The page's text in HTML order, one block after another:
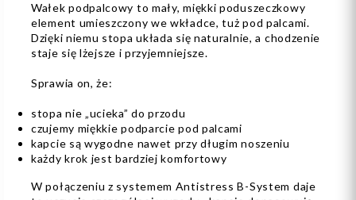
Wałek podpalcowy to mały, miękki poduszeczkowy
element umieszczony we wkładce, tuż pod palcami.
Dzięki niemu stopa układa się naturalnie, a chodzenie
staje się lżejsze i przyjemniejsze.
Sprawia on, że:
stopa nie „ucieka” do przodu
czujemy miękkie podparcie pod palcami
kapcie są wygodne nawet przy długim noszeniu
każdy krok jest bardziej komfortowy
W połączeniu z systemem Antistress B-System daje